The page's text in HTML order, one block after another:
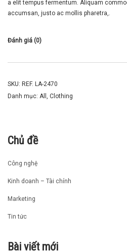
a elit tempus fermentum. Aliquam
accumsan, justo ac mollis pharetra,.
Đánh giá (0)
SKU: REF. LA-2470
Danh mục: All , Clothing
Chủ đề
Công nghệ
Kinh doanh – Tài chính
Marketing
Tin tức
Bài viết mới